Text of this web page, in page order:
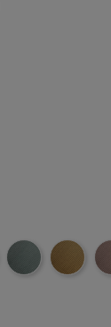
Mintgreen-Mustard-